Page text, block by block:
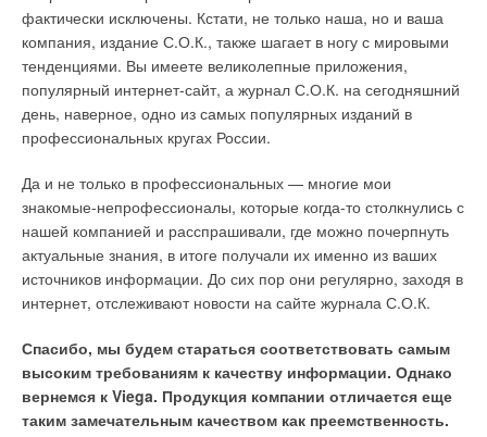
фактически исключены. Кстати, не только наша, но и ваша
компания, издание С.О.К., также шагает в ногу с мировыми
тенденциями. Вы имеете великолепные приложения,
популярный интернет-сайт, а журнал С.О.К. на сегодняшний
день, наверное, одно из самых популярных изданий в
профессиональных кругах России.
Да и не только в профессиональных — многие мои
знакомые-непрофессионалы, которые когда-то столкнулись с
нашей компанией и расспрашивали, где можно почерпнуть
актуальные знания, в итоге получали их именно из ваших
источников информации. До сих пор они регулярно, заходя в
интернет, отслеживают новости на сайте журнала С.О.К.
Спасибо, мы будем стараться соответствовать самым
высоким требованиям к качеству информации. Однако
вернемся к Viega. Продукция компании отличается еще
таким замечательным качеством как преемственность.
ГОСТ 52134, табл. 26).
Нормальный вариант— опубликовать собственную методику
расчета максимального рабочего давления при постоянной
температуре и при переменном температурном режиме.
Оптимальный вариант— провести испытания по ГОСТ Р
54867–2011. Опубликовать эталонные кривые длительной
прочности, полученные в результате испытаний. По этим
кривым мы сможем все рассчитать в соответствии с методиками
ГОСТ 52134. Ничего этого нет? Остается пользоваться
методикой, описанной выше.
Усталов Д.С. Полимерные однослойные трубы и ГОСТ // Журнал
С.О.К., №6/2014.
Читайте по теме:
→
способов
ЖУРНАЛ СОК ИЮНЬ 2026
помогают защитить рынок от подделок